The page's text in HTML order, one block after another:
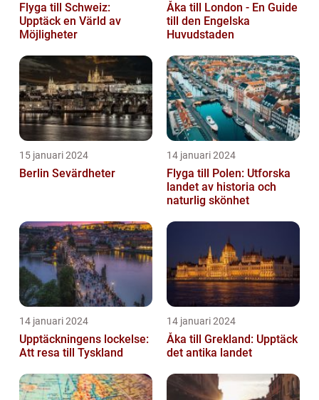
Flyga till Schweiz:
Upptäck en Värld av
Möjligheter
Åka till London - En Guide
till den Engelska
Huvudstaden
15 januari 2024
Berlin Sevärdheter
14 januari 2024
Flyga till Polen: Utforska
landet av historia och
naturlig skönhet
14 januari 2024
Upptäckningens lockelse:
Att resa till Tyskland
14 januari 2024
Åka till Grekland: Upptäck
det antika landet